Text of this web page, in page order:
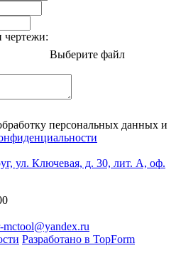
чертежи:
Выберите файл
персональных данных и
ул. Ключевая, д. 30, лит. А, оф.
mctool@yandex.ru
Разработано в TopForm